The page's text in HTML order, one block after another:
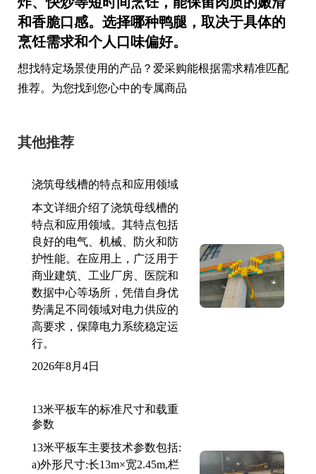
和香脆口感。选择哪种鸭腿，取决于具体的
烹饪需求和个人口味偏好。
想找特定场景使用的产品？爱采购能根据需求精准匹配
推荐。为您找到您心中的专属商品
其他推荐
浇筑母线槽的特点和应用领域
本文详细介绍了浇筑母线槽的
特点和应用领域。其特点包括
良好的电气、机械、防火和防
护性能。在应用上，广泛用于
商业建筑、工业厂房、医院和
数据中心等场所，凭借自身优
势满足不同领域对电力供应的
高要求，保障电力系统稳定运
行。
2026年8月4日
13米平板车的标准尺寸和载重
参数
13米平板车主要技术参数包括:
a)外形尺寸:长13m×宽2.45m,栏